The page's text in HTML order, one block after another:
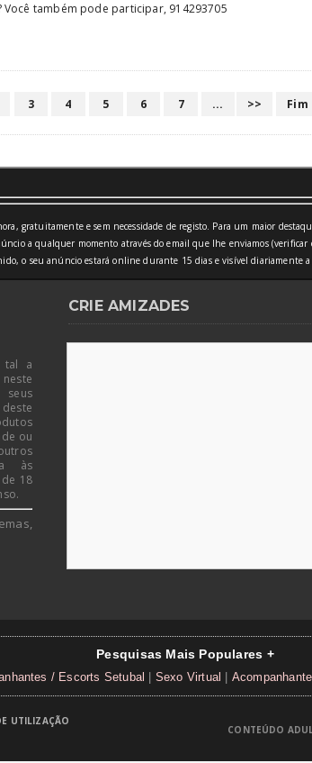
Você também pode participar, 914293705
3 4 5 6 7 ... >> Fim
gratuitamente e sem necessidade de registo. Para um maior
a qualquer momento através do email que lhe enviamos (verificar
o seu anúncio estará online durante 15 dias e visível diariamente a
tal a
ou
às
18
CRIE AMIZADES
Pesquisas Mais Populares +
/ Escorts Setubal Sexo Virtual
UTILIZAÇÃO
CONTEÚDO